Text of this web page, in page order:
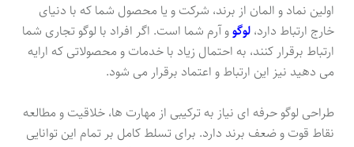
اولین نماد و المان از برند، شرکت و یا محصول شما که با دنیای
خارج ارتباط دارد، لوگوو آرم شما است. اگر افراد با لوگو تجاری شما
ارتباط برقرار کنند، به احتمال زیاد با خدمات و محصولاتی که ارایه
می دهید نیز این ارتباط و اعتماد برقرار می شود.
طراحی لوگو حرفه ای نیاز به ترکیبی از مهارت ها، خلاقیت و مطالعه
نقاط قوت و ضعف برند دارد. برای تسلط کامل بر تمام این توانایی